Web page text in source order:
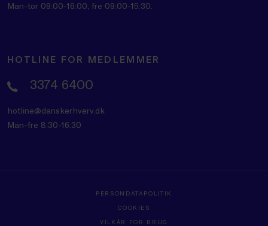
Man-tor 09:00-16:00, fre 09:00-15:30.
HOTLINE FOR MEDLEMMER
3374 6400
hotline@danskerhverv.dk
Man-fre 8:30-16:30
PERSONDATAPOLITIK
COOKIES
VILKÅR FOR BRUG